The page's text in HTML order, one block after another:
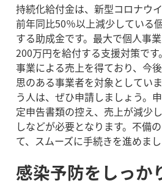
持続化給付金は、新型コロナウ
前年同比50％以上減少している
する助成金です。 最大で個人事
200万円を給付する支援対策です。
事業による売上を得ており、今
思のある事業者を対象としていま
う人は、ぜひ申請しましょう。
定申告書類の控え、売上が減少
しなどが必要となります。不備
て、スムーズに手続きを進めまし
感染予防をしっか